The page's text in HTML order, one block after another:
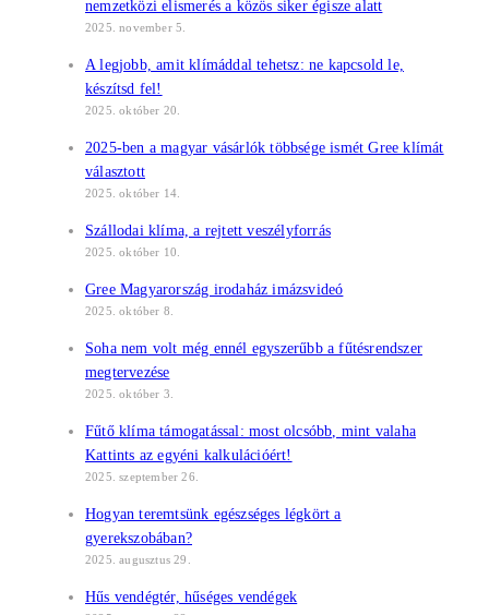
nemzetközi elismerés a közös siker égisze alatt
2025. november 5.
A legjobb, amit klímáddal tehetsz: ne kapcsold le,
készítsd fel!
2025. október 20.
2025-ben a magyar vásárlók többsége ismét Gree klímát
választott
2025. október 14.
Szállodai klíma, a rejtett veszélyforrás
2025. október 10.
Gree Magyarország irodaház imázsvideó
2025. október 8.
Soha nem volt még ennél egyszerűbb a fűtésrendszer
megtervezése
2025. október 3.
Fűtő klíma támogatással: most olcsóbb, mint valaha
Kattints az egyéni kalkulációért!
2025. szeptember 26.
Hogyan teremtsünk egészséges légkört a
gyerekszobában?
2025. augusztus 29.
Hűs vendégtér, hűséges vendégek